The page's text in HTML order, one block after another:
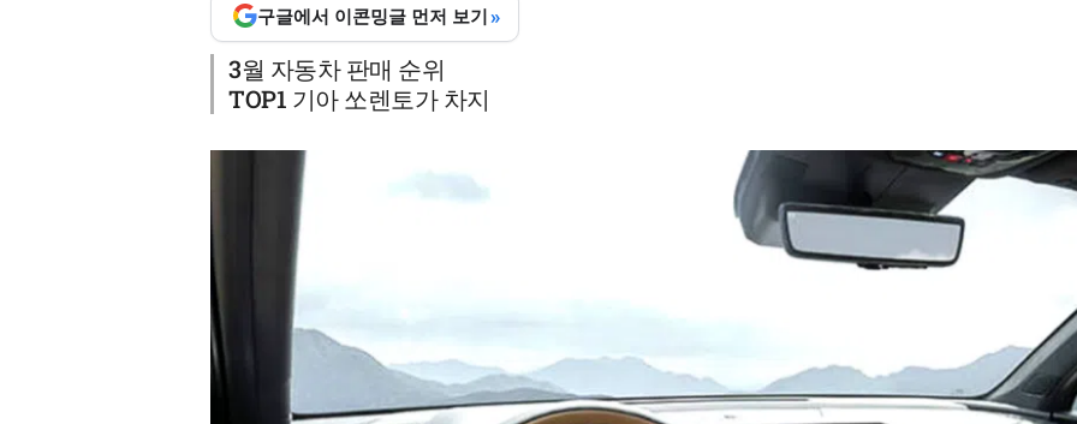
구글에서 이콘밍글 먼저 보기»
3월 자동차 판매 순위
TOP1 기아 쏘렌토가 차지